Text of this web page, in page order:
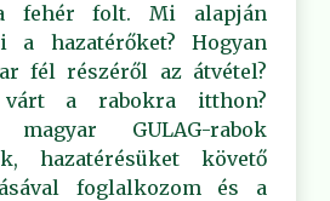
fehér folt. Mi alapján
a hazatérőket? Hogyan
fél részéről az átvétel?
a rabokra itthon?
GULAG-rabok
hazatérésüket követő
foglalkozom és a